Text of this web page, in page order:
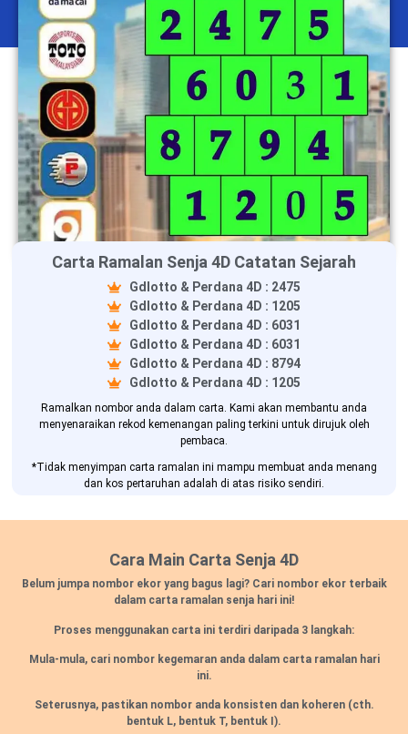
Carta Ramalan Senja 4D Catatan Sejarah
Gdlotto & Perdana 4D : 2475
Gdlotto & Perdana 4D : 1205
Gdlotto & Perdana 4D : 6031
Gdlotto & Perdana 4D : 6031
Gdlotto & Perdana 4D : 8794
Gdlotto & Perdana 4D : 1205
Ramalkan nombor anda dalam carta. Kami akan membantu anda
menyenaraikan rekod kemenangan paling terkini untuk dirujuk oleh
pembaca.
*Tidak menyimpan carta ramalan ini mampu membuat anda menang
dan kos pertaruhan adalah di atas risiko sendiri.
Cara Main Carta Senja 4D
Belum jumpa nombor ekor yang bagus lagi? Cari nombor ekor terbaik
dalam carta ramalan senja hari ini!
Proses menggunakan carta ini terdiri daripada 3 langkah:
Mula-mula, cari nombor kegemaran anda dalam carta ramalan hari
ini.
Seterusnya, pastikan nombor anda konsisten dan koheren (cth.
bentuk L, bentuk T, bentuk I).